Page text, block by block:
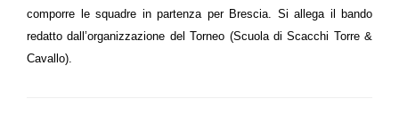
comporre le squadre in partenza per Brescia. Si allega il bando
redatto dall’organizzazione del Torneo (Scuola di Scacchi Torre &
Cavallo).